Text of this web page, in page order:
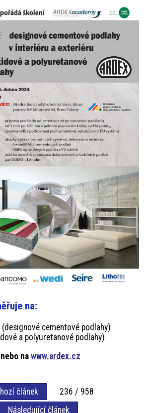
na:
(designové cementové podlahy)
a polyuretanové podlahy)
na www.ardex.cz
článek
236 / 958
Následující článek